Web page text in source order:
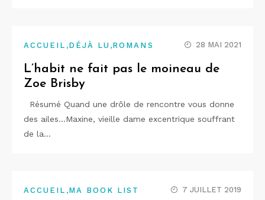
ACCUEIL ,DÉJÀ LU ,ROMANS 28 MAI 2021
L’habit ne fait pas le moineau de
Zoe Brisby
Résumé Quand une drôle de rencontre vous donne
des ailes…Maxine, vieille dame excentrique souffrant
de la…
ACCUEIL ,MA BOOK LIST 7 JUILLET 2019